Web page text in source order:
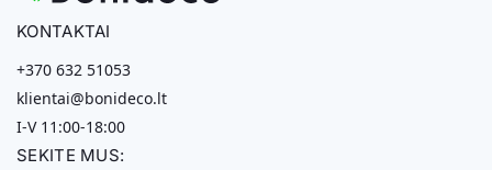
KONTAKTAI
+370 632 51053
klientai@bonideco.lt
I-V 11:00-18:00
SEKITE MUS: